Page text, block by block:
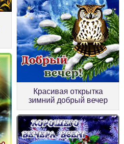
Красивая открытка
зимний добрый вечер